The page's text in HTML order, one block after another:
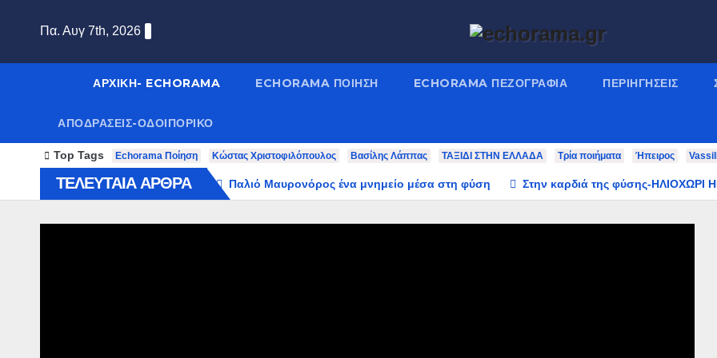
Πα. Αυγ 7th, 2026
ΑΡΧΙΚΉ- ECHORAMA ECHORAMA ΠΟΙΗΣΗ ECHORAMA ΠΕΖΟΓΡΑΦΙΑ ΠΕΡΙΗΓΉΣΕΙΣ
ΑΠΟΔΡΑΣΕΙΣ-ΟΔΟΙΠΟΡΙΚΟ
Top Tags Echorama Ποίηση Κώστας Χριστοφιλόπουλος Βασίλης Λάππας ΤΑΞΙΔΙ ΣΤΗΝ ΕΛΛΑΔΑ Τρία ποιήματα Ήπειρος
ΤΕΛΕΥΤΑΙΑ ΑΡΘΡΑ Παλιό Μαυρονόρος ένα μνημείο μέσα στη φύση Στην καρδιά της φύσης-ΗΛΙΟΧΩΡΙ